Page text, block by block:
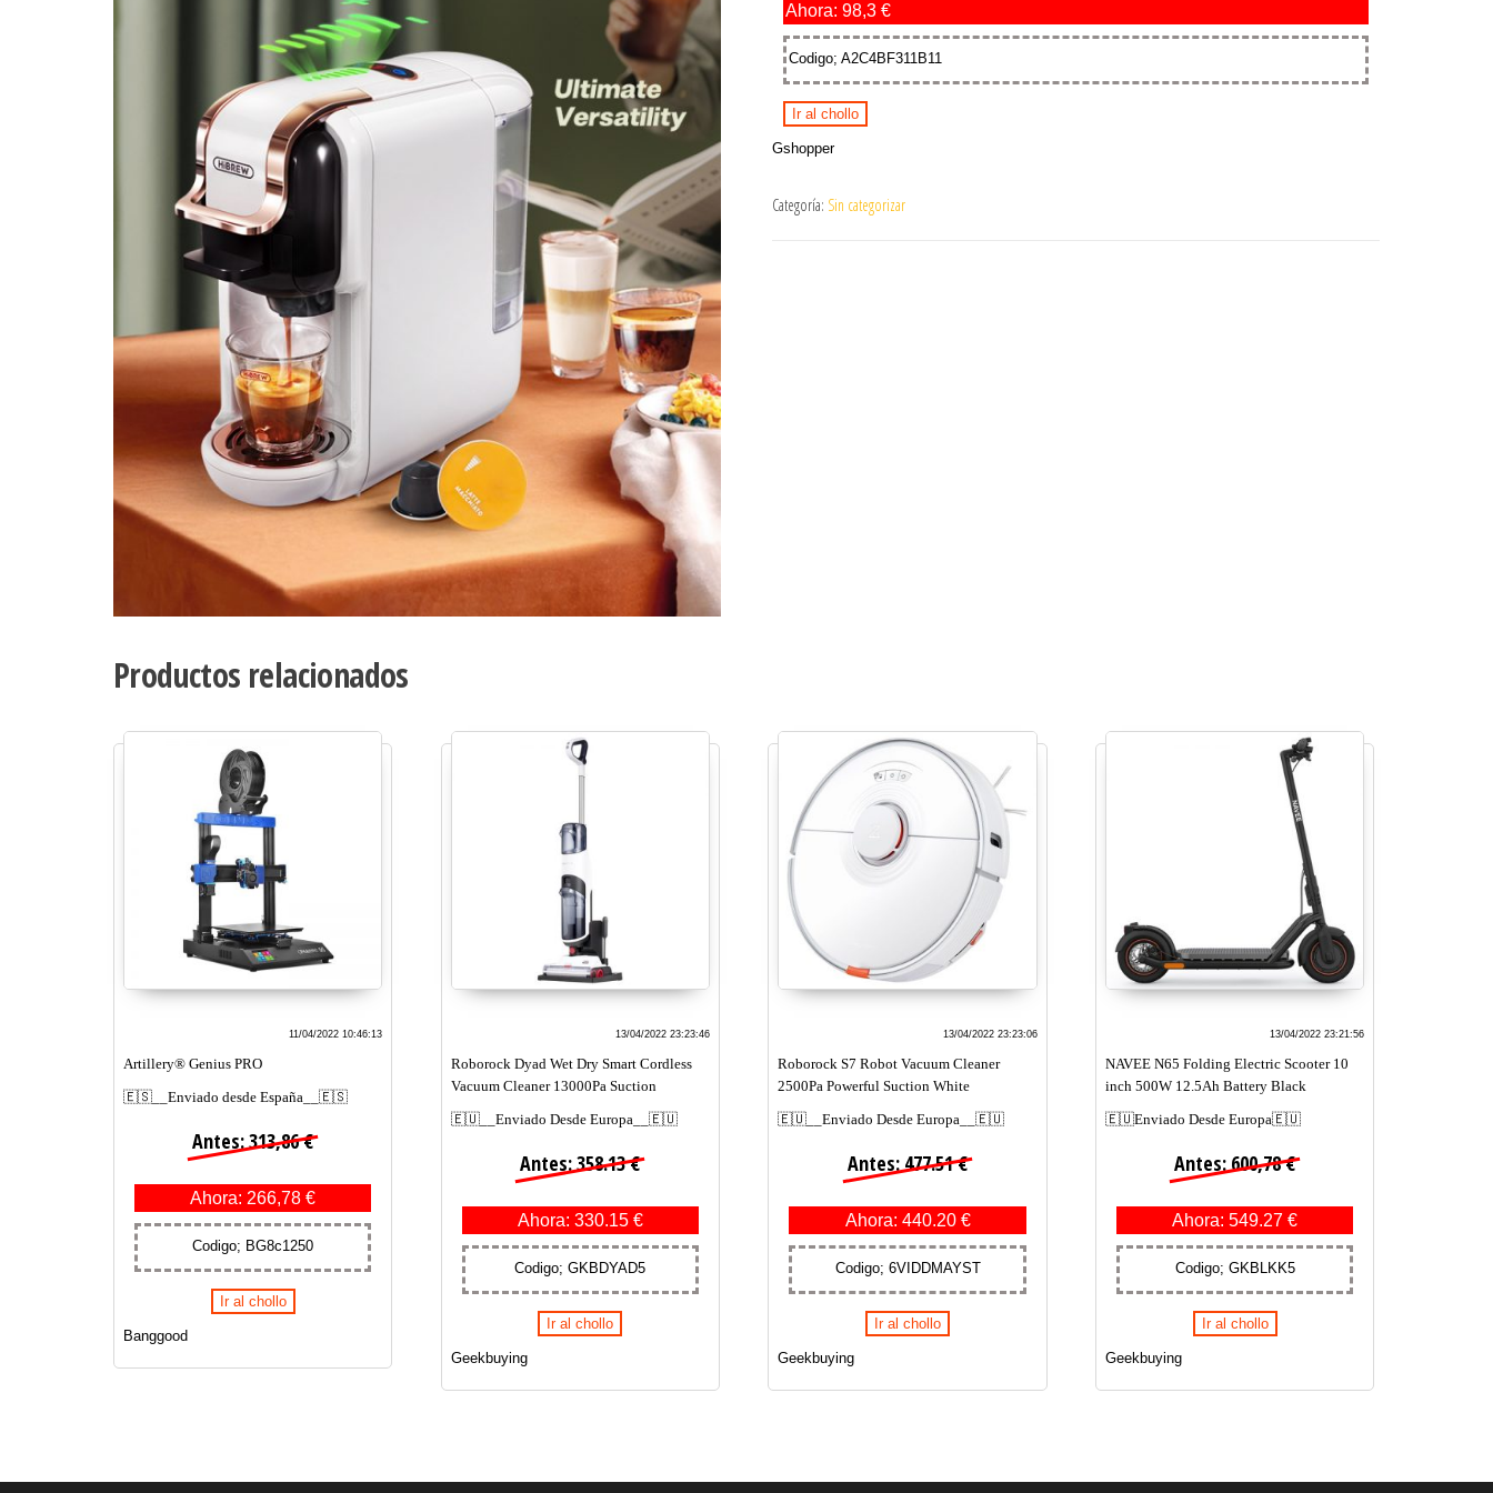
Ahora: 98,3 €
Codigo; A2C4BF311B11
Ir al chollo
Gshopper
Categoría: Sin categorizar
Productos relacionados
11/04/2022 10:46:13
Artillery® Genius PRO
🇪🇸__Enviado desde España__🇪🇸
Antes: 313,86 €
Ahora: 266,78 €
Codigo; BG8c1250
Ir al chollo
Banggood
13/04/2022 23:23:46
Roborock Dyad Wet Dry Smart Cordless
Vacuum Cleaner 13000Pa Suction
🇪🇺__Enviado Desde Europa__🇪🇺
Antes: 358.13 €
Ahora: 330.15 €
Codigo; GKBDYAD5
Ir al chollo
Geekbuying
13/04/2022 23:23:06
Roborock S7 Robot Vacuum Cleaner
2500Pa Powerful Suction White
🇪🇺__Enviado Desde Europa__🇪🇺
Antes: 477.51 €
Ahora: 440.20 €
Codigo; 6VIDDMAYST
Ir al chollo
Geekbuying
13/04/2022 23:21:56
NAVEE N65 Folding Electric Scooter 10
inch 500W 12.5Ah Battery Black
🇪🇺Enviado Desde Europa🇪🇺
Antes: 600,78 €
Ahora: 549.27 €
Codigo; GKBLKK5
Ir al chollo
Geekbuying